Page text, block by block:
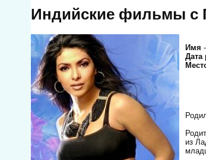
Индийские фильмы с
Имя
Дата
из